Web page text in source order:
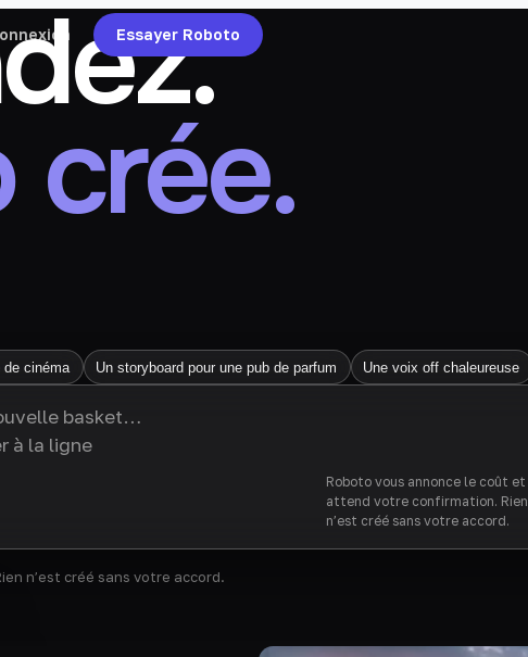
Essayer Roboto
crée.
de cinéma Un storyboard pour une pub de parfum Une voix off chaleureuse
Roboto vous annonce le coût et
attend votre confirmation. Rien
n’est créé sans votre accord.
n’est créé sans votre accord.